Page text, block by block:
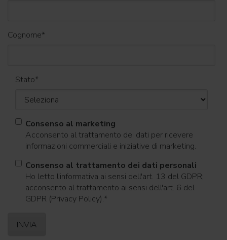
Cognome*
Stato*
Consenso al marketing
Acconsento al trattamento dei dati per ricevere
informazioni commerciali e iniziative di marketing.
Consenso al trattamento dei dati personali
Ho letto l'informativa ai sensi dell'art. 13 del GDPR;
acconsento al trattamento ai sensi dell'art. 6 del
GDPR (Privacy Policy).*